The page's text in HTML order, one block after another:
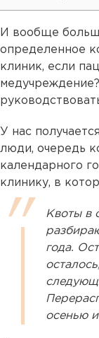
И вообще
определенное
клиник, если
У нас
люди, очередь
календарного
клинику, в
Квоты в
года.
осенью и